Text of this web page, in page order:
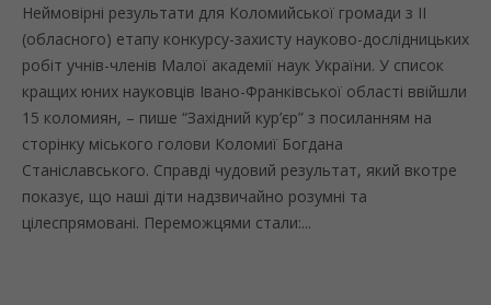
Неймовірні результати для Коломийської громади з II
(обласного) етапу конкурсу-захисту науково-дослідницьких
робіт учнів-членів Малої академії наук України. У список
кращих юних науковців Івано-Франківської області ввійшли
15 коломиян, – пише “Західний кур’єр” з посиланням на
сторінку міського голови Коломиї Богдана
Станіславського. Справді чудовий результат, який вкотре
показує, що наші діти надзвичайно розумні та
цілеспрямовані. Переможцями стали:...